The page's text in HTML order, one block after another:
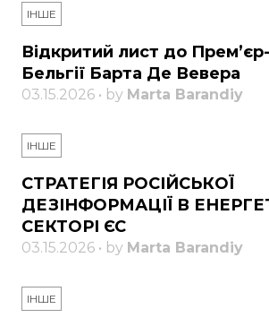
ІНШЕ
Відкритий лист до Прем’єр-
Бельгії Барта Де Вевера
03.15.2026 • by Marta Barandiy
ІНШЕ
СТРАТЕГІЯ РОСІЙСЬКОЇ
ДЕЗІНФОРМАЦІЇ В
СЕКТОРІ ЄС
03.15.2026 • by Marta Barandiy
ІНШЕ